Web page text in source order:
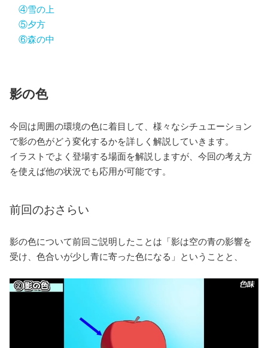
④雪の上
⑤夕方
⑥森の中
影の色
今回は周囲の環境の色に着目して、様々なシチュエーション
で影の色がどう変化するかを詳しく解説していきます。
イラストでよく登場する場面を解説しますが、今回の考え方
を使えば他の状況でも応用が可能です。
前回のおさらい
影の色について前回ご説明したことは「影は空の青の影響を
受け、色合いが少し青に寄った色になる」ということと、